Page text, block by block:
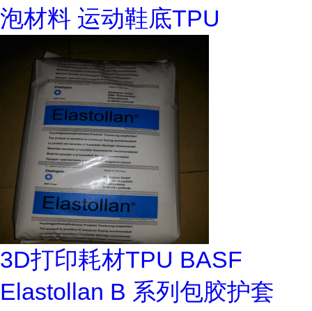
泡材料 运动鞋底TPU
3D打印耗材TPU BASF
Elastollan B 系列包胶护套